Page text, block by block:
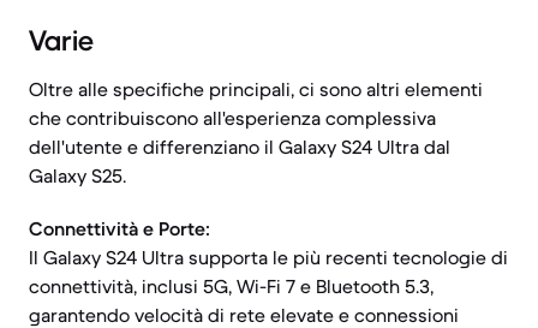
Varie
Oltre alle specifiche principali, ci sono altri elementi
che contribuiscono all'esperienza complessiva
dell'utente e differenziano il Galaxy S24 Ultra dal
Galaxy S25.
Connettività e Porte:
Il Galaxy S24 Ultra supporta le più recenti tecnologie di
connettività, inclusi 5G, Wi-Fi 7 e Bluetooth 5.3,
garantendo velocità di rete elevate e connessioni